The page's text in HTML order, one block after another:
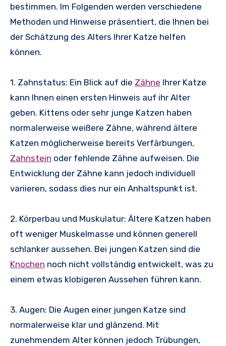
bestimmen. Im Folgenden werden verschiedene
Methoden und Hinweise präsentiert, die Ihnen bei
der Schätzung des Alters Ihrer Katze helfen
können.
1. Zahnstatus: Ein Blick auf die Zähne Ihrer Katze
kann Ihnen einen ersten Hinweis auf ihr Alter
geben. Kittens oder sehr junge Katzen haben
normalerweise weißere Zähne, während ältere
Katzen möglicherweise bereits Verfärbungen,
Zahnstein oder fehlende Zähne aufweisen. Die
Entwicklung der Zähne kann jedoch individuell
variieren, sodass dies nur ein Anhaltspunkt ist.
2. Körperbau und Muskulatur: Ältere Katzen haben
oft weniger Muskelmasse und können generell
schlanker aussehen. Bei jungen Katzen sind die
Knochen noch nicht vollständig entwickelt, was zu
einem etwas klobigeren Aussehen führen kann.
3. Augen: Die Augen einer jungen Katze sind
normalerweise klar und glänzend. Mit
zunehmendem Alter können jedoch Trübungen,